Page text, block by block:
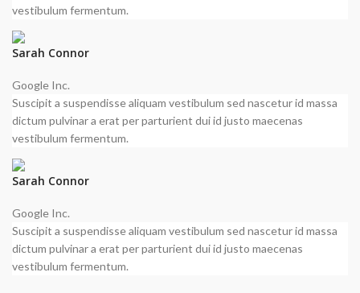
vestibulum fermentum.
Sarah Connor
Google Inc.
Suscipit a suspendisse aliquam vestibulum sed nascetur id massa
dictum pulvinar a erat per parturient dui id justo maecenas
vestibulum fermentum.
Sarah Connor
Google Inc.
Suscipit a suspendisse aliquam vestibulum sed nascetur id massa
dictum pulvinar a erat per parturient dui id justo maecenas
vestibulum fermentum.